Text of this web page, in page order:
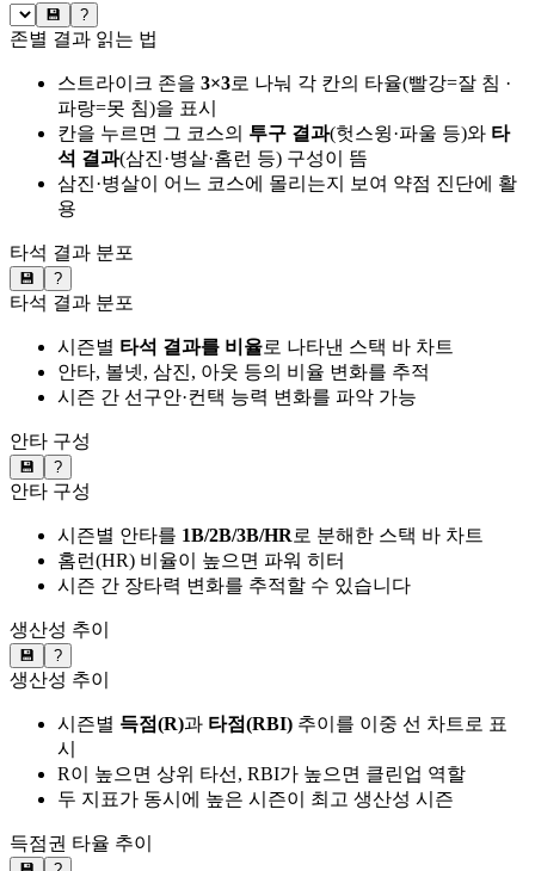
💾 ?
존별 결과 읽는 법
스트라이크 존을 3×3로 나눠 각 칸의 타율(빨강=잘 침 ·
파랑=못 침)을 표시
칸을 누르면 그 코스의 투구 결과(헛스윙·파울 등)와 타
석 결과(삼진·병살·홈런 등) 구성이 뜸
삼진·병살이 어느 코스에 몰리는지 보여 약점 진단에 활
용
타석 결과 분포
💾 ?
타석 결과 분포
시즌별 타석 결과를 비율로 나타낸 스택 바 차트
안타, 볼넷, 삼진, 아웃 등의 비율 변화를 추적
시즌 간 선구안·컨택 능력 변화를 파악 가능
안타 구성
💾 ?
안타 구성
시즌별 안타를 1B/2B/3B/HR로 분해한 스택 바 차트
홈런(HR) 비율이 높으면 파워 히터
시즌 간 장타력 변화를 추적할 수 있습니다
생산성 추이
💾 ?
생산성 추이
시즌별 득점(R)과 타점(RBI) 추이를 이중 선 차트로 표
시
R이 높으면 상위 타선, RBI가 높으면 클린업 역할
두 지표가 동시에 높은 시즌이 최고 생산성 시즌
득점권 타율 추이